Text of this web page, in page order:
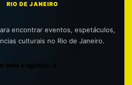
RIO DE JANEIRO
encontrar eventos, espetáculos,
culturais no Rio de Janeiro.
toda a agenda